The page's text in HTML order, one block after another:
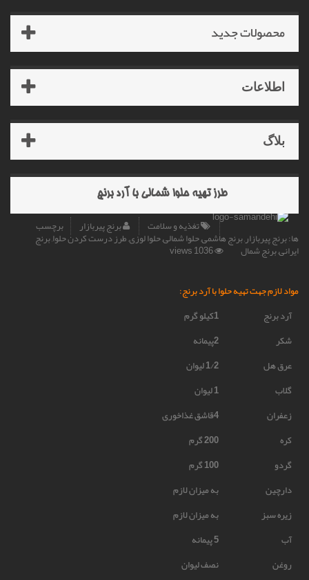
محصولات جدید
اطلاعات
بلاگ
طرز تهیه حلوا شمالی با آرد برنج
تغذیه و سلامت برنج پیربازار برچسب
ها: برنج پیربازار, برنج هاشمی, حلوا شمالی, حلوا لوزی, طرز درست کردن حلوا, برنج
ایرانی, برنج شمال
مواد لازم جهت تهیه حلوا با آرد برنج:
آرد برنج
1کیلو گرم
شکر
2پیمانه
عرق هل
1/2 لیوان
گلاب
1 لیوان
زعفران
4قاشق غذاخوری
کره
200 گرم
گردو
100 گرم
دارچین
به میزان لازم
زیره سبز
به میزان لازم
آب
5 پیمانه
روغن
نصف لیوان